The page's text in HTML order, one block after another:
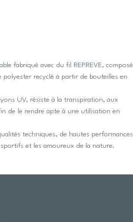
fabriqué avec du fil REPREVE, composé
polyester recyclé à partir de bouteilles en
UV, résiste à la transpiration, aux
de le rendre apte à une utilisation en
techniques, de hautes performances
et les amoureux de la nature.